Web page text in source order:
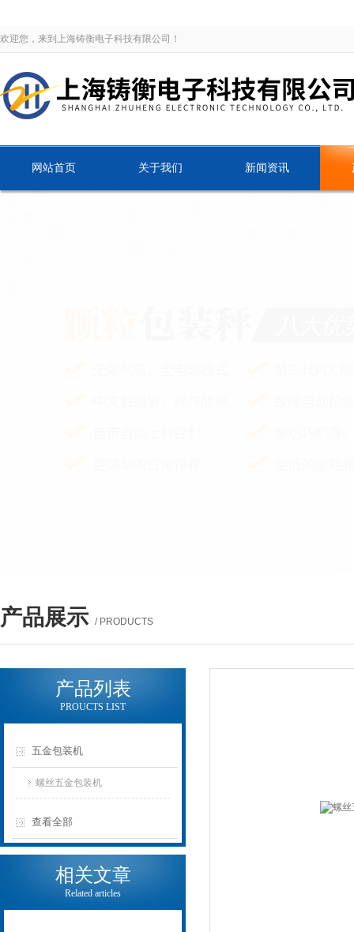
欢迎您，来到上海铸衡电子科技有限公司！
网站首页 关于我们 新闻资讯
产品展示 / PRODUCTS
产品列表
PROUCTS LIST
五金包装机
螺丝五金包装机
查看全部
相关文章
Related articles